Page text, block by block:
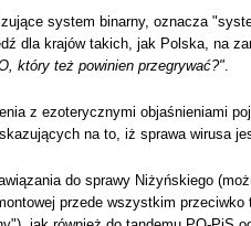
system binarny, oznacza
dla krajów takich, jak Polska, na
który też powinien przegrywać?".
z ezoterycznymi objaśnieniami
na to, iż sprawa wirusa
do sprawy Niżyńskiego
przede wszystkim